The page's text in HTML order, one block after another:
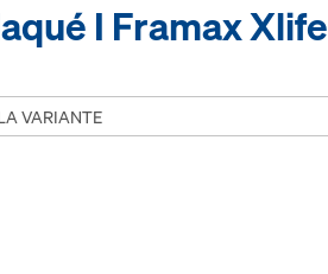
I Framax Xlife